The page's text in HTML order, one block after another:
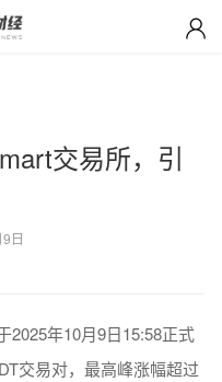
交易所，引
日
2025年10月9日15:58正式
交易对，最高峰涨幅超过